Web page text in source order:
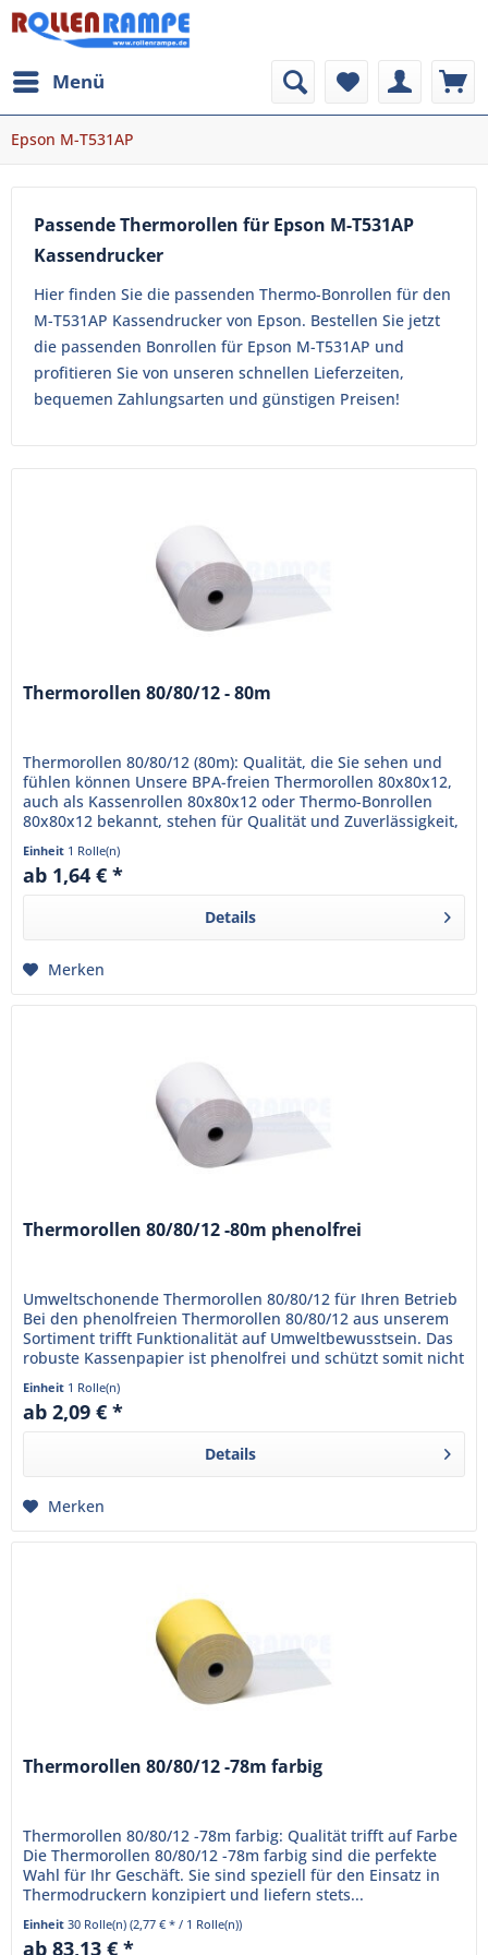
Menü
Epson M-T531AP
Passende Thermorollen für Epson M-T531AP
Kassendrucker
Hier finden Sie die passenden Thermo-Bonrollen für den
M-T531AP Kassendrucker von Epson. Bestellen Sie jetzt
die passenden Bonrollen für Epson M-T531AP und
profitieren Sie von unseren schnellen Lieferzeiten,
bequemen Zahlungsarten und günstigen Preisen!
Thermorollen 80/80/12 - 80m
Thermorollen 80/80/12 (80m): Qualität, die Sie sehen und
fühlen können Unsere BPA-freien Thermorollen 80x80x12,
auch als Kassenrollen 80x80x12 oder Thermo-Bonrollen
80x80x12 bekannt, stehen für Qualität und Zuverlässigkeit,
die Ihr...
Einheit 1 Rolle(n)
ab 1,64 € *
Details
Merken
Thermorollen 80/80/12 -80m phenolfrei
Umweltschonende Thermorollen 80/80/12 für Ihren Betrieb
Bei den phenolfreien Thermorollen 80/80/12 aus unserem
Sortiment trifft Funktionalität auf Umweltbewusstsein. Das
robuste Kassenpapier ist phenolfrei und schützt somit nicht
nur...
Einheit 1 Rolle(n)
ab 2,09 € *
Details
Merken
Thermorollen 80/80/12 -78m farbig
Thermorollen 80/80/12 -78m farbig: Qualität trifft auf Farbe
Die Thermorollen 80/80/12 -78m farbig sind die perfekte
Wahl für Ihr Geschäft. Sie sind speziell für den Einsatz in
Thermodruckern konzipiert und liefern stets...
Einheit30 Rolle(n)(2,77 € * / 1 Rolle(n))
ab 83,13 € *